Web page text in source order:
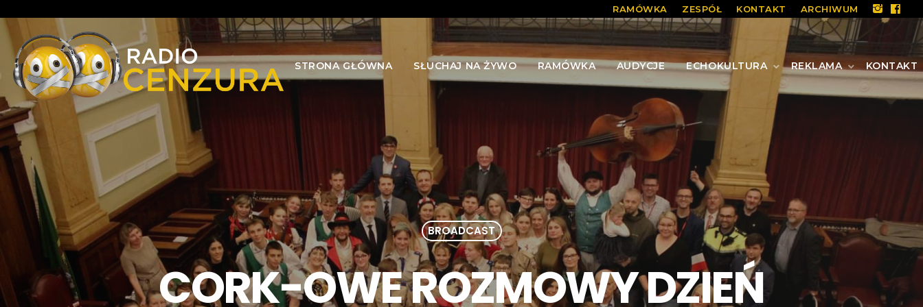
RAMÓWKA ZESPÓŁ KONTAKT ARCHIWUM
STRONA GŁÓWNA SŁUCHAJ NA ŻYWO RAMÓWKA AUDYCJE ECHOKULTURA REKLAMA KONTAKT
BROADCAST
CORK-OWE ROZMOWY DZIEŃ